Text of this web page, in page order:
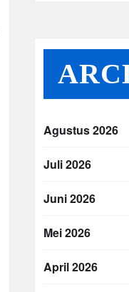
Agustus 2026
Juli 2026
Juni 2026
Mei 2026
April 2026